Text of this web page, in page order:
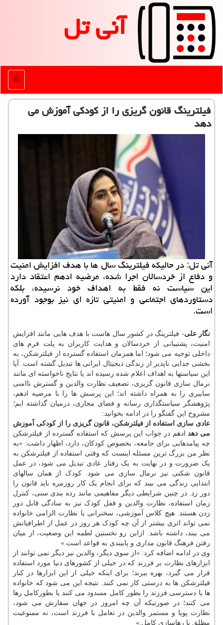
آنی تل
منو
فیلترینگ قانون گریزی را از کودکی آموزش می
دهد
آنی تل: در حالیکه فیلترینگ سال ها با هدف افزایش امنیت
و دفاع از خردسالان اجرا شده، مرضیه ادهم اعتقاد دارد
این سیاست نه فقط به اهداف خود نرسیده، بلکه
دستاوردهای اجتماعی و امنیتی تازه ای نیز بوجود آورده
است.
نگار علی- فیلترینگ در کشور سال هاست با هدف هایی مانند افزایش
امنیت، پشتیبانی از خردسالان و هدایت کاربران به پلت فرم های
داخلی توجیه می شود؛ اما همزمان استفاده گسترده از فیلترشکن، به
بخشی جدایی ناپذیر از زندگی دیجیتال ایرانی ها تبدیل گشته است. آیا
این سیاستها به اهداف اعلام شده رسیده اند یا نتایج ناخواسته ای مانند
نرمال سازی قانون گریزی، تضعیف نظارت والدین و گسترش ناامنی
سایبری را به همراه داشته اند؛ این پرسش ها را با مرضیه ادهم،
پژوهشگر سیاستگذاری رسانه و فضای مجازی، درمیان گذاشته ایم؛
مشروح این گفتگو را در ادامه بخوانید:
عادی سازی استفاده از فیلترشکن، قانون گریزی را از کودکی آموزش
می دهدادهم در جواب این پرسش که استفاده گسترده از فیلترشکن
چه پیامدهایی برای جامعه، بخصوص کودکان، دارد، اظهار داشت: «به
نظر من بزرگ ترین مسئله اینست که وقتی استفاده از فیلترشکن به
یک ضرورت و در نهایت به یک رفتار عادی تبدیل می شود، در عمل
قانون شکنی نیز نرمال سازی می شود. کودک از همان سالهای
ابتدایی زندگی می بیند که برای انجام یک کار روزمره باید قانون را
دور زد. در چنین شرایطی دیگر مفاهیمی مانند رده بندی سنی، کنترل
زمان استفاده، نظارت والدین و قفل کودک نیز به سادگی قابل دور
زدن هستند. هیچ کلاس آموزشی، سخنرانی یا نظارت الزامی خانواده
نمی تواند اثری بیشتر از آن چه کودک هر روز در عمل از اطرافیانش
می بیند، داشته باشد. ازاین رو نخستین لطمه این وضعیت، از میان
رفتن فرهنگ قانون مداری و پایبندی به قواعد است.»
وی در ادامه اضافه کرد: «از سوی دیگر، والدین نیز دیگر نمی توانند از
ابزارهای نظارت بر فرزند که در خیلی از کشورهای دنیا مورد استفاده
قرار می گیرد، بهره ببرند؛ برای اینکه خیلی از این ابزارها در کنار
فیلترشکن ها به درستی کار نمی کنند. نتیجه این می شود که خانواده
ها یا دسترسی فرزند را بطور کامل مسدود می کنند یا بطورکامل رها
می کنند؛ در صورتیکه آن چه امروز در جهان سفارش می شود،
نظارت پویا و مستمر والدین در تعامل با فرزند است، نه ممنوعیت
مطلق یا رهاسازی کامل.»